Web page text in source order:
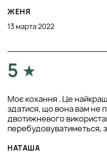
ЖЕНЯ
13 марта 2022
5
Моє кохання . Це
здатися, що вона вам не
двотижневого
перебудовуватиметься,
НАТАША